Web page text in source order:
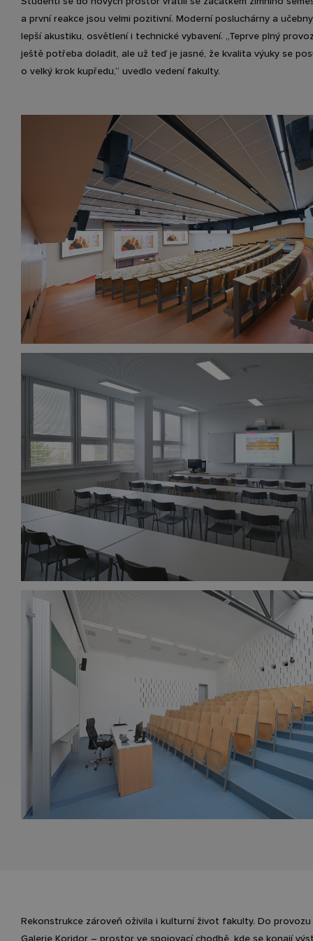
a první reakce jsou velmi pozitivní. Moderní posluchárny a
lepší akustiku, osvětlení i technické vybavení. „Teprve plný
ještě potřeba doladit, ale už teď je jasné, že kvalita výuky se
o velký krok kupředu,“ uvedlo vedení fakulty.
Rekonstrukce zároveň oživila i kulturní život fakulty. Do